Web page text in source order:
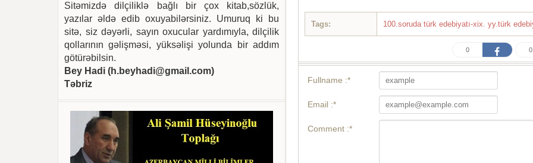
Tags: 100.soruda türk edebiyatı-xix. yy.türk
0 0
Fullname :*
Email :*
Comment :*
Sitəmizdə dilçiliklə bağlı bir çox kitab,sözlük,
yazılar əldə edib oxuyabilərsiniz. Umuruq ki bu
sitə, siz dəyərli, sayın oxucular yardımıyla, dilçilik
qollarının gəlişməsi, yüksəlişi yolunda bir addım
götürəbilsin.
Bey Hadi (h.beyhadi@gmail.com)
Təbriz